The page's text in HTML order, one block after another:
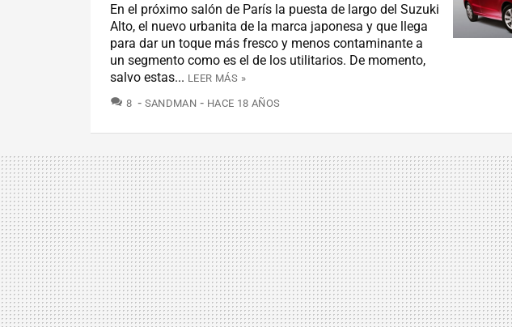
En el próximo salón de París la puesta de largo del Suzuki
Alto, el nuevo urbanita de la marca japonesa y que llega
para dar un toque más fresco y menos contaminante a
un segmento como es el de los utilitarios. De momento,
salvo estas... LEER MÁS »
8 COMENTARIOS
SANDMAN HACE 18 AÑOS